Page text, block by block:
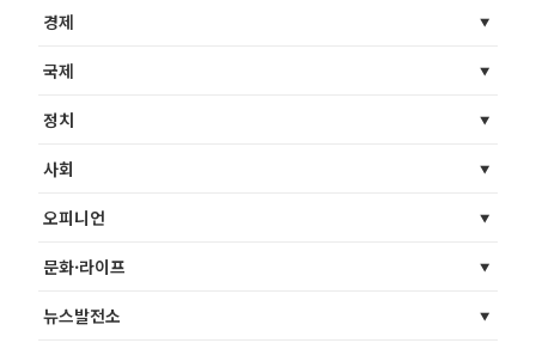
경제
국제
정치
사회
오피니언
문화·라이프
뉴스발전소